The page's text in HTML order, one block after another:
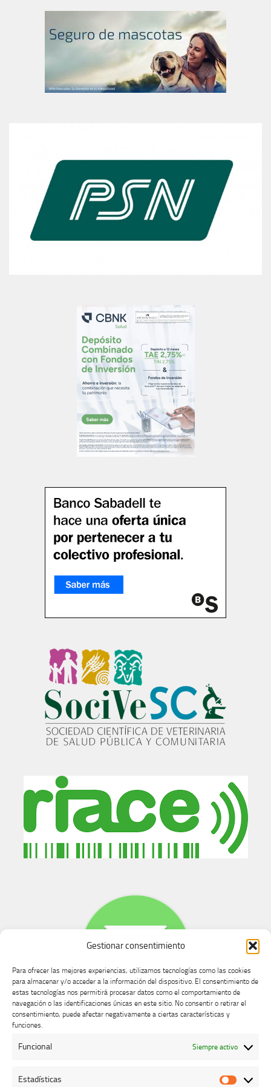
Gestionar consentimiento
Para ofrecer las mejores experiencias, utilizamos tecnologías como las cookies
para almacenar y/o acceder a la información del dispositivo. El consentimiento de
estas tecnologías nos permitirá procesar datos como el comportamiento de
navegación o las identificaciones únicas en este sitio. No consentir o retirar el
consentimiento, puede afectar negativamente a ciertas características y
funciones.
Funcional Siempre activo
Estadísticas
Buzón de dudas, quejas y sugerencias